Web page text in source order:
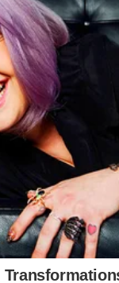
primeiro
áudio na
O arquivo
entre os
criado